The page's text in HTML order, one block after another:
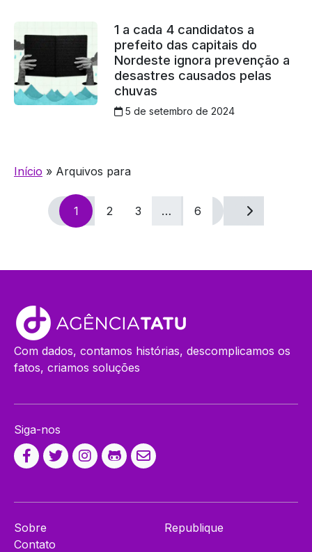
1 a cada 4 candidatos a
prefeito das capitais do
Nordeste ignora prevenção a
desastres causados pelas
chuvas
5 de setembro de 2024
Início » Arquivos para
Navegação
1 2 3 … 6
Com dados, contamos histórias, descomplicamos os
fatos, criamos soluções
Siga-nos
Sobre
Contato
Republique